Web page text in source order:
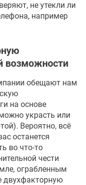
не утекли ли
например
возможности
обещают нам
на основе
украсть или
Вероятно, всё
останется
во что-то
чести
ограбленным
двухфакторную